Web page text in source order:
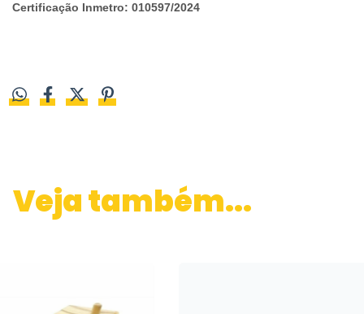
Certificação Inmetro: 010597/2024
Veja também...